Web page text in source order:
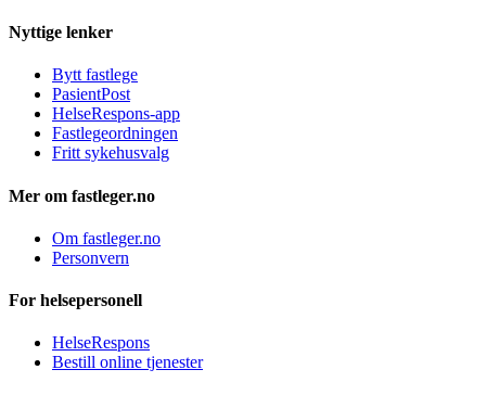
Nyttige lenker
Bytt fastlege
PasientPost
HelseRespons-app
Fastlegeordningen
Fritt sykehusvalg
Mer om fastleger.no
Om fastleger.no
Personvern
For helsepersonell
HelseRespons
Bestill online tjenester